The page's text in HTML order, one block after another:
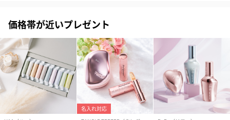
商品オプション情報
短冊のし
価格帯が近いプレゼント